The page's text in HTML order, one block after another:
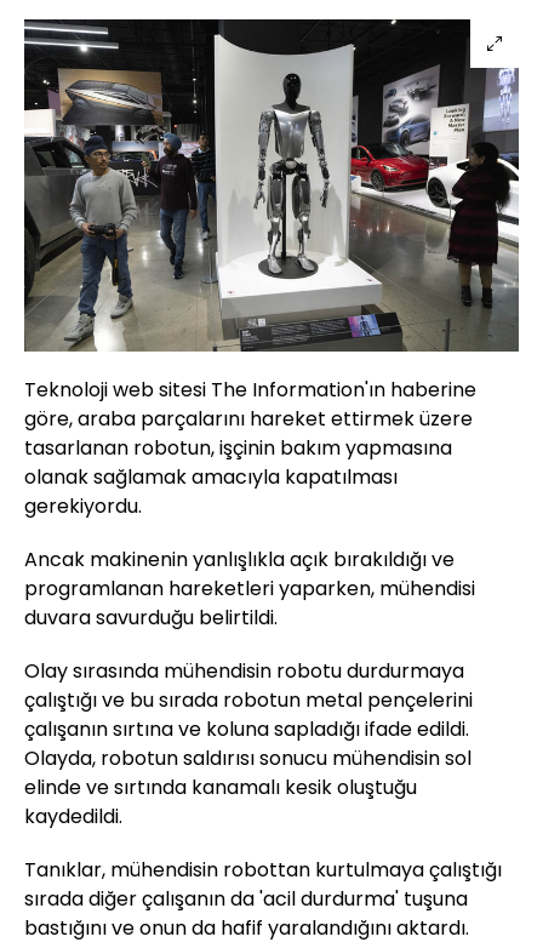
Teknoloji web sitesi The Information'ın haberine
göre, araba parçalarını hareket ettirmek üzere
tasarlanan robotun, işçinin bakım yapmasına
olanak sağlamak amacıyla kapatılması
gerekiyordu.
Ancak makinenin yanlışlıkla açık bırakıldığı ve
programlanan hareketleri yaparken, mühendisi
duvara savurduğu belirtildi.
Olay sırasında mühendisin robotu durdurmaya
çalıştığı ve bu sırada robotun metal pençelerini
çalışanın sırtına ve koluna sapladığı ifade edildi.
Olayda, robotun saldırısı sonucu mühendisin sol
elinde ve sırtında kanamalı kesik oluştuğu
kaydedildi.
Tanıklar, mühendisin robottan kurtulmaya çalıştığı
sırada diğer çalışanın da 'acil durdurma' tuşuna
bastığını ve onun da hafif yaralandığını aktardı.